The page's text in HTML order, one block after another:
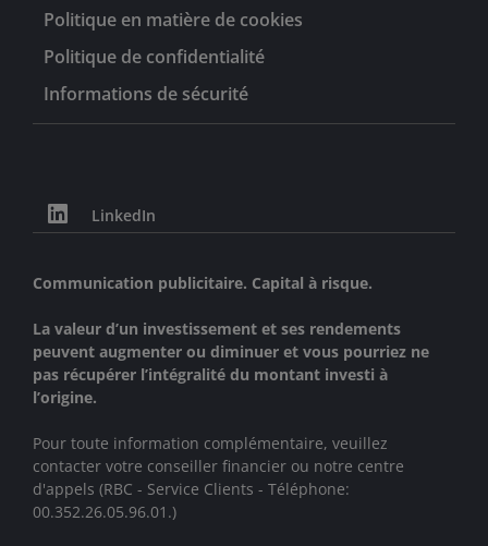
Politique en matière de cookies
Politique de confidentialité
Informations de sécurité
LinkedIn
Communication publicitaire. Capital à risque.
La valeur d’un investissement et ses rendements
peuvent augmenter ou diminuer et vous pourriez ne
pas récupérer l’intégralité du montant investi à
l’origine.
Pour toute information complémentaire, veuillez
contacter votre conseiller financier ou notre centre
d'appels (RBC - Service Clients - Téléphone:
00.352.26.05.96.01.)